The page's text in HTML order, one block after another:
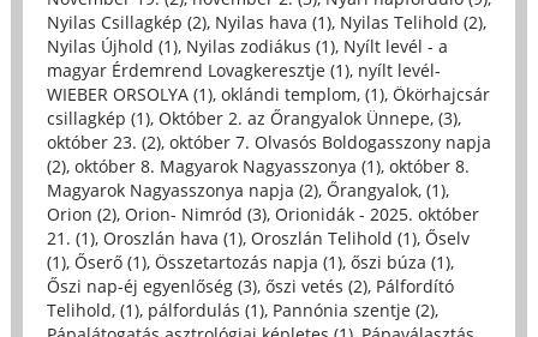
Nyilas Csillagkép (2), Nyilas hava (1), Nyilas Telihold (2),
Nyilas Újhold (1), Nyilas zodiákus (1), Nyílt levél - a
magyar Érdemrend Lovagkeresztje (1), nyílt levél-
WIEBER ORSOLYA (1), oklándi templom, (1), Ökörhajcsár
csillagkép (1), Október 2. az Őrangyalok Ünnepe, (3),
október 23. (2), október 7. Olvasós Boldogasszony napja
(2), október 8. Magyarok Nagyasszonya (1), október 8.
Magyarok Nagyasszonya napja (2), Őrangyalok, (1),
Orion (2), Orion- Nimród (3), Orionidák - 2025. október
21. (1), Oroszlán hava (1), Oroszlán Telihold (1), Őselv
(1), Őserő (1), Összetartozás napja (1), őszi búza (1),
Őszi nap-éj egyenlőség (3), őszi vetés (2), Pálfordító
Telihold, (1), pálfordulás (1), Pannónia szentje (2),